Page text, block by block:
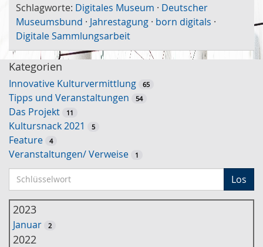
Schlagworte: Digitales Museum · Deutscher
Museumsbund · Jahrestagung · born digitals ·
Digitale Sammlungsarbeit
Kategorien
Innovative Kulturvermittlung 65
Tipps und Veranstaltungen 54
Das Projekt 11
Kultursnack 2021 5
Feature 4
Veranstaltungen/ Verweise 1
c
h
ü
Los
2023
Januar 2
2022